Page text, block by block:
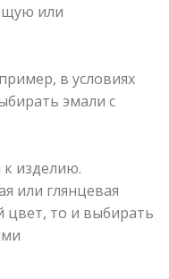
или
в условиях
эмали с
изделию.
или глянцевая
цвет, то и выбирать